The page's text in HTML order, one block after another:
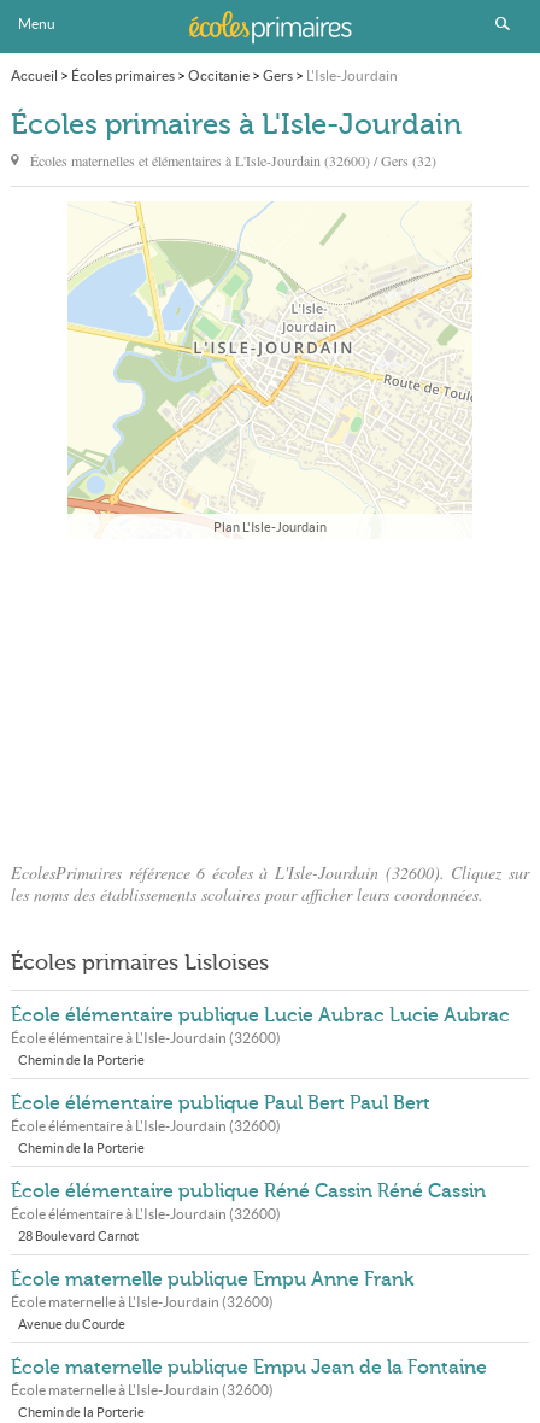
Menu
Accueil > Écoles primaires> Occitanie> Gers> L'Isle-Jourdain
Écoles primaires à L'Isle-Jourdain
Écoles maternelles et élémentaires àL'Isle-Jourdain (32600) / Gers (32)
Plan L'Isle-Jourdain
EcolesPrimaires référence 6 écoles à L'Isle-Jourdain (32600). Cliquez sur
les noms des établissements scolaires pour afficher leurs coordonnées.
Écoles primaires Lisloises
École élémentaire publique Lucie Aubrac Lucie Aubrac
École élémentaire à L'Isle-Jourdain (32600)
Chemin de la Porterie
École élémentaire publique Paul Bert Paul Bert
École élémentaire à L'Isle-Jourdain (32600)
Chemin de la Porterie
École élémentaire publique Réné Cassin Réné Cassin
École élémentaire à L'Isle-Jourdain (32600)
28 Boulevard Carnot
École maternelle publique Empu Anne Frank
École maternelle à L'Isle-Jourdain (32600)
Avenue du Courde
École maternelle publique Empu Jean de la Fontaine
École maternelle à L'Isle-Jourdain (32600)
Chemin de la Porterie